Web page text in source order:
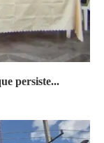
persiste...